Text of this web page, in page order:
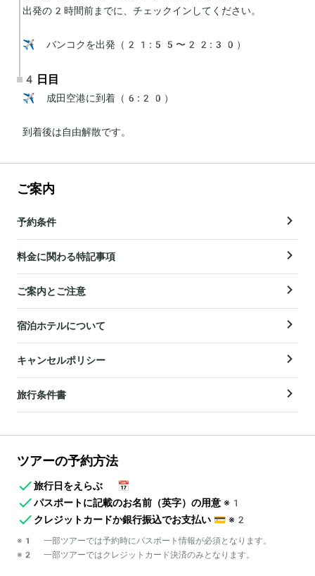
出発の2時間前までに、チェックインしてください。
✈️ バンコクを出発（21:55〜22:30）
4日目
✈️ 成田空港に到着（6:20）
到着後は自由解散です。
ご案内
予約条件
料金に関わる特記事項
ご案内とご注意
宿泊ホテルについて
キャンセルポリシー
旅行条件書
ツアーの予約方法
旅行日をえらぶ
📅
パスポートに記載のお名前（英字）の用意 ※1
クレジットカードか銀行振込でお支払い 💳 ※2
※1 一部ツアーでは予約時にパスポート情報が必須となります。
※2 一部ツアーではクレジットカード決済のみとなります。